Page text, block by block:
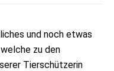
und noch etwas
zu den
Tierschützerin